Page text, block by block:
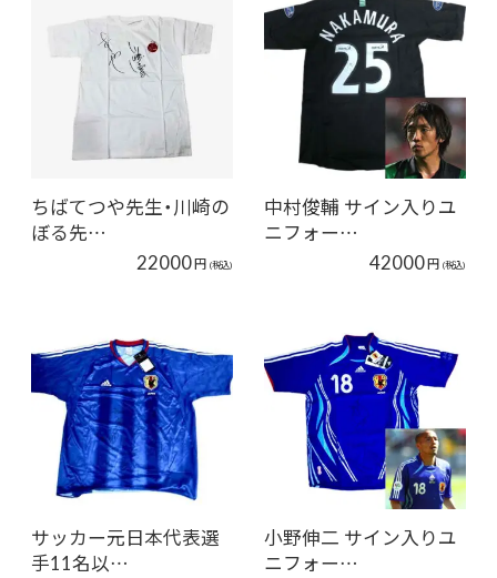
ちばてつや先生・川崎の
ぼる先…
22000円 (税込)
中村俊輔 サイン入りユ
ニフォー…
42000円 (税込)
サッカー元日本代表選
手11名以…
小野伸二 サイン入りユ
ニフォー…